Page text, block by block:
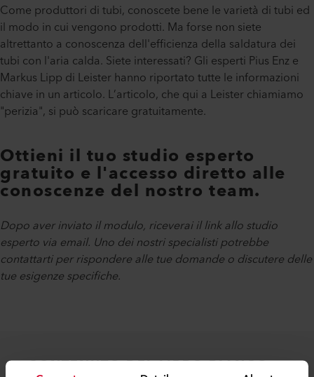
Come produttori di tubi, conoscete bene le varietà di tubi ed
il modo in cui vengono prodotti. Ma forse non siete
altrettanto a conoscenza dell'efficienza della saldatura dei
tubi con l'aria calda. Siete interessati? Gli esperti Pius Enz e
Markus Lipp di Leister hanno riportato tutte le informazioni
chiave in un articolo. L’articolo, che qui a Leister chiamiamo
"perizia", si può scaricare gratuitamente.
Ottieni il tuo studio esperto
gratuito e l'accesso diretto alle
conoscenze del nostro team.
Dopo aver inviato il modulo, riceverai il link allo studio
esperto via email. Uno dei nostri specialisti potrebbe
contattarti per rispondere alle tue domande o discutere delle
tue esigenze specifiche.
CONTENUTO DEL LIBRO BIANCO